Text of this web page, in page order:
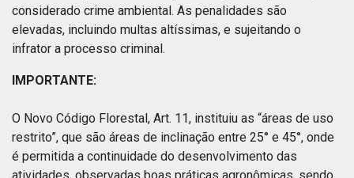
considerado crime ambiental. As penalidades são
elevadas, incluindo multas altíssimas, e sujeitando o
infrator a processo criminal.
IMPORTANTE:
O Novo Código Florestal, Art. 11, instituiu as “áreas de uso
restrito”, que são áreas de inclinação entre 25° e 45°, onde
é permitida a continuidade do desenvolvimento das